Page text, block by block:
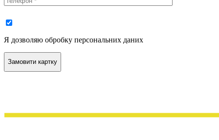
Я дозволяю обробку персональних даних